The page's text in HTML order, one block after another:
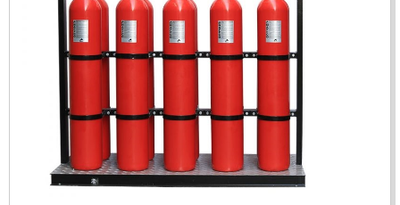
ĐẦU BÁO TIA LỬA IR3 RX500 CHỐNG CHÁY NỔ TIÊU
CHUẨN FM HÀN QUỐC
LIÊN HỆ
Mã sản phẩm: RX500